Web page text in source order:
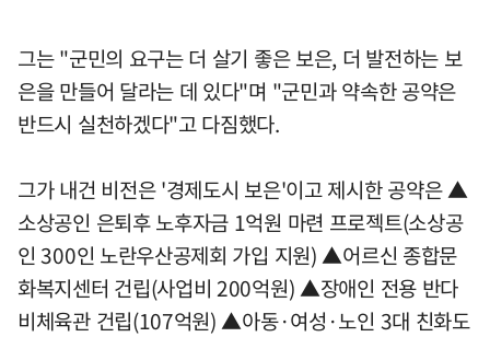
그는 "군민의 요구는 더 살기 좋은 보은, 더 발전하는 보
은을 만들어 달라는 데 있다"며 "군민과 약속한 공약은
반드시 실천하겠다"고 다짐했다.
그가 내건 비전은 '경제도시 보은'이고 제시한 공약은 ▲
소상공인 은퇴후 노후자금 1억원 마련 프로젝트(소상공
인 300인 노란우산공제회 가입 지원) ▲어르신 종합문
화복지센터 건립(사업비 200억원) ▲장애인 전용 반다
비체육관 건립(107억원) ▲아동·여성·노인 3대 친화도